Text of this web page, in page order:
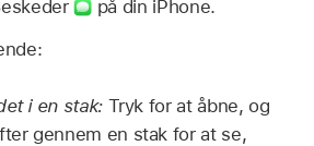
på din iPhone.
i en stak:Tryk for at åbne, og
gennem en stak for at se,